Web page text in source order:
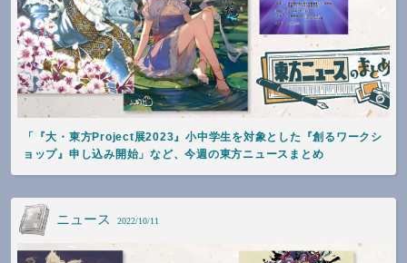
「『大・東方Project展2023』小中学生を対象とした『創るワークシ
ョップ』申し込み開始」など、今週の東方ニュースまとめ
ニュース 2022/10/11